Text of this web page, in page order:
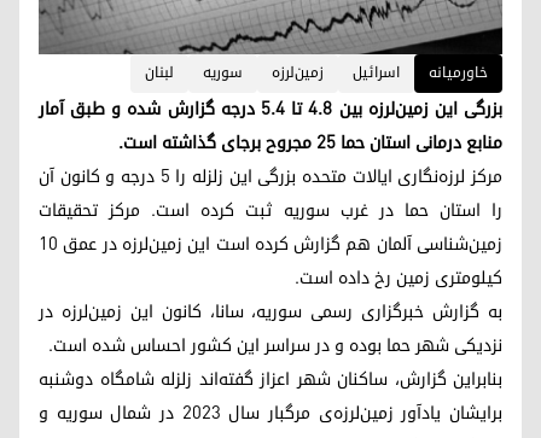
خاورمیانه اسرائیل زمین‌لرزه سوریە لبنان
بزرگی این زمین‌لرزه بین ۴.۸ تا ۵.۴ درجه گزارش شده و طبق آمار
منابع درمانی استان حما ۲۵ مجروح برجای گذاشته است.
مرکز لرزه‌نگاری ایالات متحده بزرگی این زلزله را ۵ درجه و کانون آن
را استان حما در غرب سوریه ثبت کرده است. مرکز تحقیقات
زمین‌شناسی آلمان هم گزارش کرده است این زمین‌لرزه در عمق ۱۰
کیلومتری زمین رخ داده است.
به گزارش خبرگزاری رسمی سوریه، سانا، کانون این زمین‌لرزه در
نزدیکی شهر حما بوده و در سراسر این کشور احساس شده است.
بنابر‌این گزارش، ساکنان شهر اعزاز گفته‌اند زلزله شامگاه دوشنبه
برایشان یادآور زمین‌لرزه‌ی مرگبار سال ۲۰۲۳ در شمال سوریه و